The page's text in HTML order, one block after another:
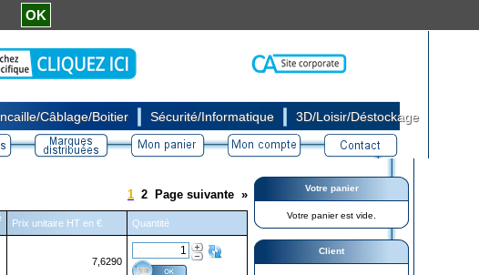
Câblage/Boitier Sécurité/Informatique 3D/Loisir/Déstockage
1 2 Page suivante »
Prix unitaire HT en €
Quantité
7,6290
Votre panier
Votre panier est vide.
Client
OK